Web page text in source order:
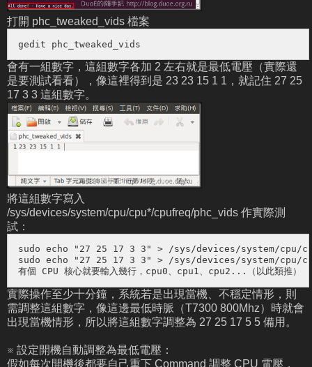
打開 phc_tweaked_vids 檔案
gedit phc_tweaked_vids
會有一組數字，這組數字各加 2 左右就是最低電壓（實際還
是要測試看看），像這裡得到是 23 23 15 1 1，就記住 27 25
17 3 3 這組數字。
將這組數字寫入
/sys/devices/system/cpu/cpu*/cpufreq/phc_vids 作實際測
試：
sudo echo "27 25 17 3 3" > /sys/devices/system/cpu/
sudo echo "27 25 17 3 3" > /sys/devices/system/cpu/
有個 CPU 核心就要輸入幾行，cpu0、cpu1、cpu2...（以此類推）
實際操作至少十分鐘，系統若是出現當機、不穩定情形，則
需調整這組數字，像這邊最低時脈（T7300 800Mhz）時就會
出現當機情形，所以將這組數字調整為 27 25 17 5 5 備用。
※ 設定開機自動調整為最低電壓：
假如每次開機後都要自己重下 Command 調整 CPU 電壓，